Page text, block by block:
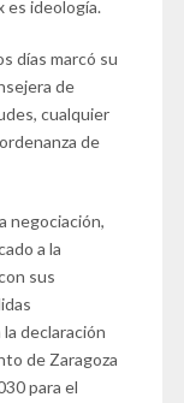
es ideología.
días marcó su
de
cualquier
de
negociación,
a la
sus
declaración
de Zaragoza
para el